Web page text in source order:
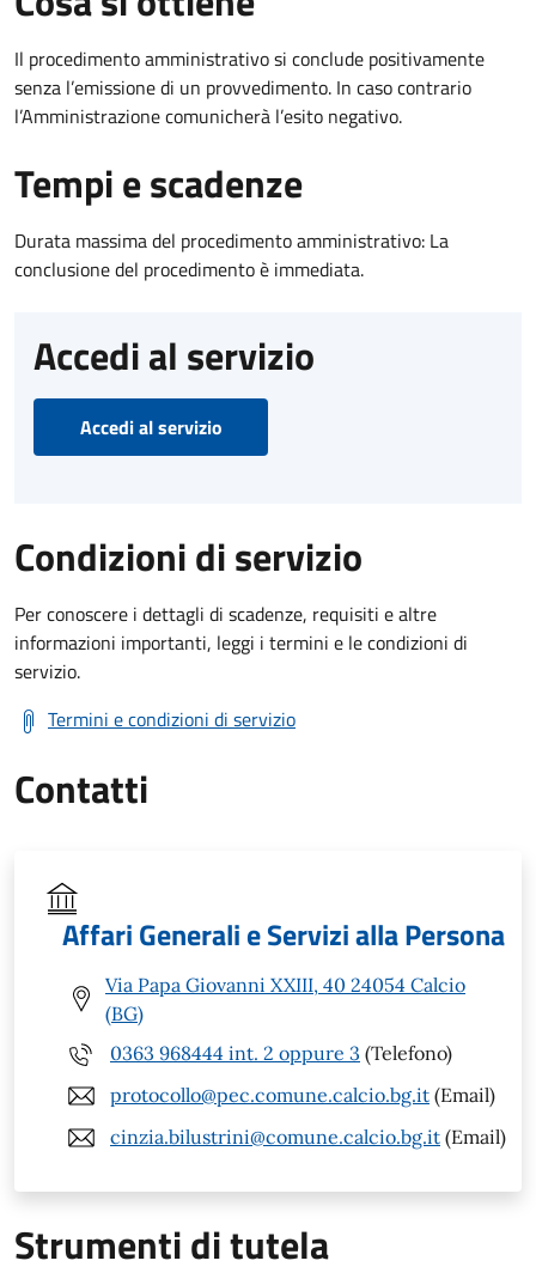
Il procedimento amministrativo si conclude positivamente
senza l’emissione di un provvedimento. In caso contrario
l’Amministrazione comunicherà l’esito negativo.
Tempi e scadenze
Durata massima del procedimento amministrativo: La
conclusione del procedimento è immediata.
Accedi al servizio
Accedi al servizio
Condizioni di servizio
Per conoscere i dettagli di scadenze, requisiti e altre
informazioni importanti, leggi i termini e le condizioni di
servizio.
Termini e condizioni di servizio
Contatti
Affari Generali e Servizi alla Persona
Via Papa Giovanni XXIII, 40 24054 Calcio
(BG)
0363 968444 int. 2 oppure 3 (Telefono)
protocollo@pec.comune.calcio.bg.it (Email)
cinzia.bilustrini@comune.calcio.bg.it (Email)
Strumenti di tutela